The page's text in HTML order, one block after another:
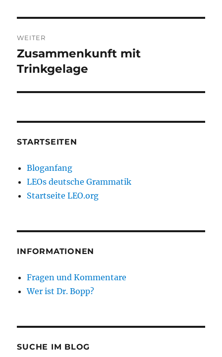
WEITER
Nächster
Beitrag:
Zusammenkunft mit
Trinkgelage
STARTSEITEN
Bloganfang
LEOs deutsche Grammatik
Startseite LEO.org
INFORMATIONEN
Fragen und Kommentare
Wer ist Dr. Bopp?
SUCHE IM BLOG